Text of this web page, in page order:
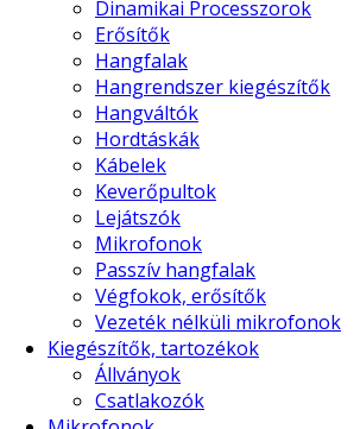
Dinamikai Processzorok
Erősítők
Hangfalak
Hangrendszer kiegészítők
Hangváltók
Hordtáskák
Kábelek
Keverőpultok
Lejátszók
Mikrofonok
Passzív hangfalak
Végfokok, erősítők
Vezeték nélküli mikrofonok
Kiegészítők, tartozékok
Állványok
Csatlakozók